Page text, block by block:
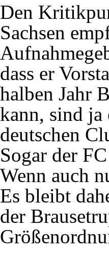
Den
Sachsen
dass er
halben Jahr
kann, sind ja
deutschen
Sogar der
Wenn auch
Es bleibt
der